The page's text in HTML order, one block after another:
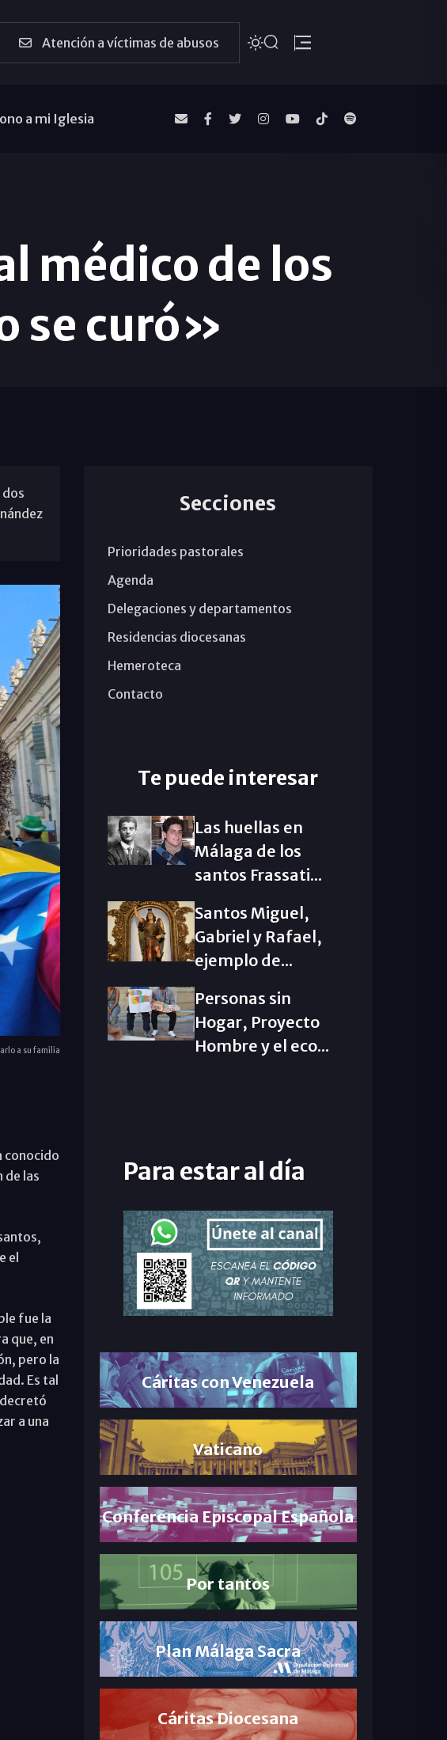
Atención a víctimas de abusos
a mi Iglesia
médico de los
se curó»
dos
a su familia
conocido
de las
el
fue la
que, en
pero la
Es tal
a una
Secciones
Prioridades pastorales
Agenda
Delegaciones y departamentos
Residencias diocesanas
Hemeroteca
Contacto
Te puede interesar
Las huellas en
Málaga de los
santos Frassati...
Santos Miguel,
Gabriel y Rafael,
ejemplo de...
Personas sin
Hogar, Proyecto
Hombre y el eco...
Para estar al día
Cáritas con Venezuela
Vaticano
Conferencia Episcopal Española
Por tantos
Plan Málaga Sacra
Cáritas Diocesana